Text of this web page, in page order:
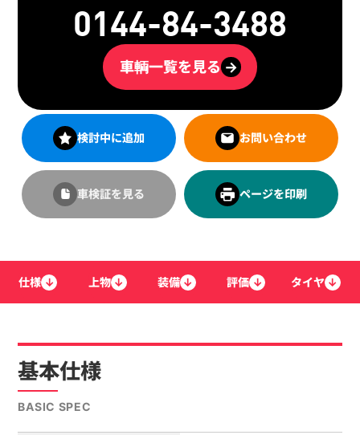
0144-84-3488
車輌一覧を見る →
検討中に追加 お問い合わせ
車検証を見る ページを印刷
仕様 ↓ 上物 ↓ 装備 ↓ 評価 ↓ タイヤ ↓
基本仕様
BASIC SPEC